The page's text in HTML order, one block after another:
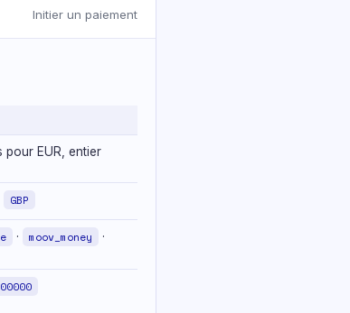
Initier un paiement
pour EUR, entier
GBP
· moov_money ·